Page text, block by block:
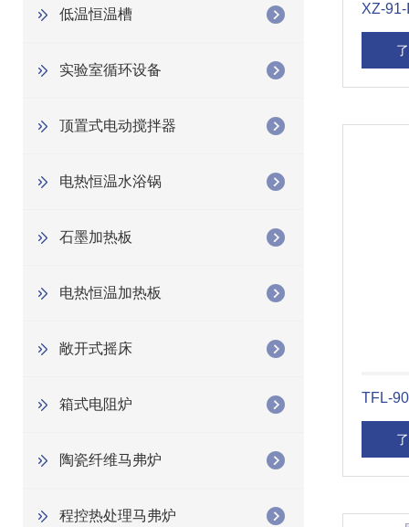
低温恒温槽
实验室循环设备
顶置式电动搅拌器
电热恒温水浴锅
石墨加热板
电热恒温加热板
敞开式摇床
箱式电阻炉
陶瓷纤维马弗炉
程控热处理马弗炉
XZ-
TFL-